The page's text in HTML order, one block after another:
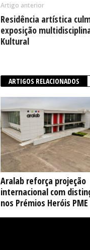
Artigo anterior
Residência artística
exposição
Kultural
ARTIGOS RELACIONADOS
Aralab reforça projeção
internacional com
nos Prémios Heróis PME